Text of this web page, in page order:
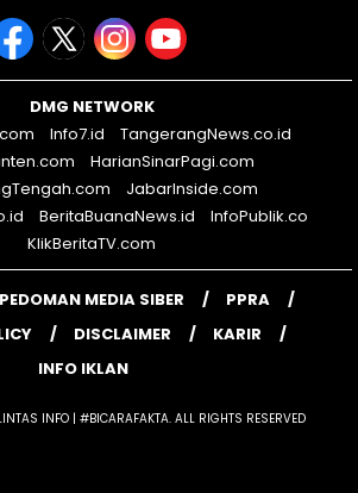
DMG NETWORK
Info7.id
TangerangNews.co.id
HarianSinarPagi.com
JabarInside.com
BeritaBuanaNews.id
InfoPublik.co
KlikBeritaTV.com
PEDOMAN MEDIA SIBER
PPRA
DISCLAIMER
KARIR
INFO IKLAN
INFO | #BICARAFAKTA. ALL RIGHTS RESERVED